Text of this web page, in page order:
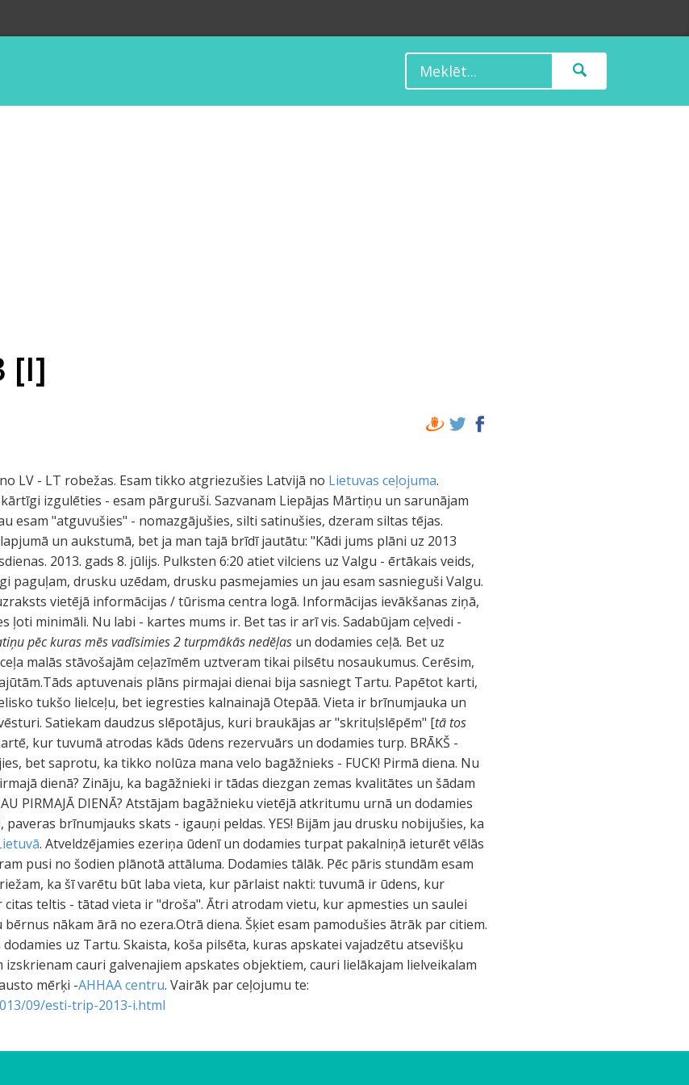
[I]
LV - LT robežas. Esam tikko atgriezušies Latvijā no Lietuvas ceļojuma.
izgulēties - esam pārguruši. Sazvanam Liepājas Mārtiņu un sarunājam
esam "atguvušies" - nomazgājušies, silti satinušies, dzeram siltas tējas.
un aukstumā, bet ja man tajā brīdī jautātu: "Kādi jums plāni uz 2013
2013. gads 8. jūlijs. Pulksten 6:20 atiet vilciens uz Valgu - ērtākais veids,
paguļam, drusku uzēdam, drusku pasmejamies un jau esam sasnieguši Valgu.
vietējā informācijas / tūrisma centra logā. Informācijas ievākšanas ziņā,
ļoti minimāli. Nu labi - kartes mums ir. Bet tas ir arī vis. Sadabūjam ceļvedi -
pēc kuras mēs vadīsimies 2 turpmākās nedēļas un dodamies ceļā. Bet uz
malās stāvošajām ceļazīmēm uztveram tikai pilsētu nosaukumus. Cerēsim,
aptuvenais plāns pirmajai dienai bija sasniegt Tartu. Papētot karti,
tukšo lielceļu, bet iegresties kalnainajā Otepāā. Vieta ir brīnumjauka un
Satiekam daudzus slēpotājus, kuri braukājas ar "skrituļslēpēm" [tā tos
kur tuvumā atrodas kāds ūdens rezervuārs un dodamies turp. BRĀKŠ -
bet saprotu, ka tikko nolūza mana velo bagāžnieks - FUCK! Pirmā diena. Nu
dienā? Zināju, ka bagāžnieki ir tādas diezgan zemas kvalitātes un šādam
PIRMAJĀ DIENĀ? Atstājam bagāžnieku vietējā atkritumu urnā un dodamies
paveras brīnumjauks skats - igauņi peldas. YES! Bijām jau drusku nobijušies, ka
. Atveldzējamies ezeriņa ūdenī un dodamies turpat pakalniņā ieturēt vēlās
pusi no šodien plānotā attāluma. Dodamies tālāk. Pēc pāris stundām esam
ka šī varētu būt laba vieta, kur pārlaist nakti: tuvumā ir ūdens, kur
teltis - tātad vieta ir "droša". Ātri atrodam vietu, kur apmesties un saulei
nākam ārā no ezera.Otrā diena. Šķiet esam pamodušies ātrāk par citiem.
uz Tartu. Skaista, koša pilsēta, kuras apskatei vajadzētu atsevišķu
izskrienam cauri galvenajiem apskates objektiem, cauri lielākajam lielveikalam
mērķi -AHHAA centru. Vairāk par ceļojumu te:
09/esti-trip-2013-i.html